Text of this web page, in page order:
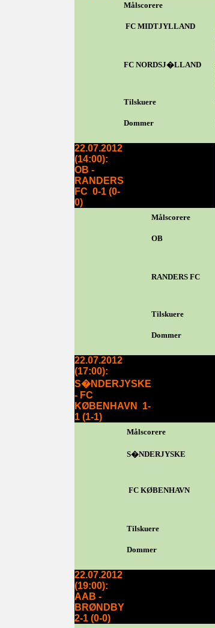
Målscorere
FC MIDTJYLLAND
FC NORDSJ�LLAND
Tilskuere
Dommer
22.07.2012
(14:00):
OB -
RANDERS
FC 0-1 (0-
0)
Målscorere
OB
RANDERS FC
Tilskuere
Dommer
22.07.2012
(17:00):
S�NDERJYSKE
- FC
KØBENHAVN 1-
1 (1-1)
Målscorere
S�NDERJYSKE
FC KØBENHAVN
Tilskuere
Dommer
22.07.2012
(19:00):
AAB -
BRØNDBY
2-1 (0-0)